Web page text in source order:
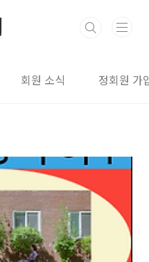
회원 소식 정회원 가